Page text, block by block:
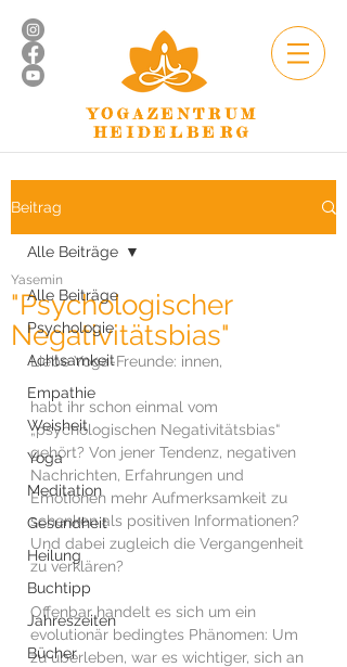
YOGAZENTRUM
HEIDELBERG
Beitrag
Alle Beiträge
Psychologie
Achtsamkeit
Empathie
Weisheit
Yoga
Meditation
Gesundheit
Heilung
Buchtipp
Jahreszeiten
Bücher
Alle Beiträge
"Psychologischer
Negativitätsbias"
Yasemin
Liebe Yoga-Freunde: innen,
habt ihr schon einmal vom
„psychologischen Negativitätsbias“
gehört? Von jener Tendenz, negativen
Nachrichten, Erfahrungen und
Emotionen mehr Aufmerksamkeit zu
schenken als positiven Informationen?
Und dabei zugleich die Vergangenheit
zu verklären?
Offenbar handelt es sich um ein
evolutionär bedingtes Phänomen: Um
zu überleben, war es wichtiger, sich an